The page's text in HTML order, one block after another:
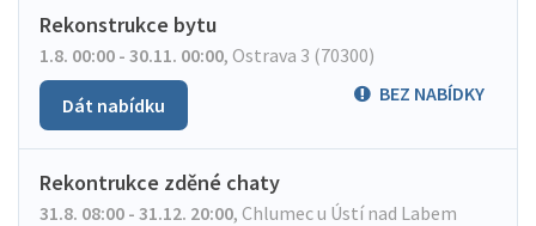
Rekonstrukce bytu
1.8. 00:00 - 30.11. 00:00, Ostrava 3 (70300)
BEZ NABÍDKY
Dát nabídku
Rekontrukce zděné chaty
31.8. 08:00 - 31.12. 20:00, Chlumec u Ústí nad Labem